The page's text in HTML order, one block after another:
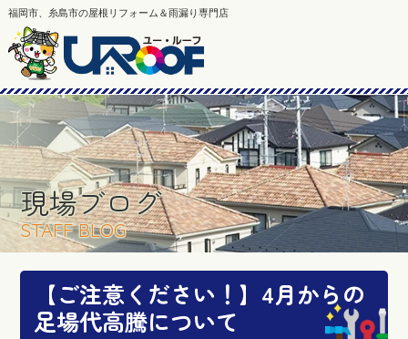
福岡市、糸島市の屋根リフォーム＆雨漏り専門店
現場ブログ
STAFF BLOG
【ご注意ください！】4月からの
足場代高騰について